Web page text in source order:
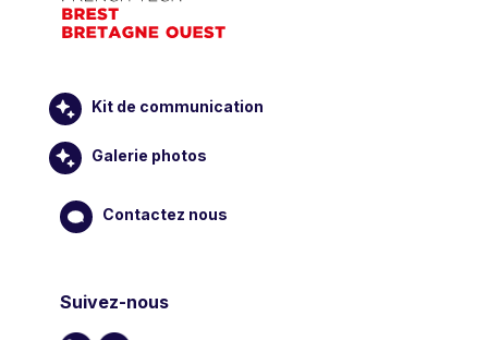
Kit de communication
Galerie photos
Contactez nous
Suivez-nous